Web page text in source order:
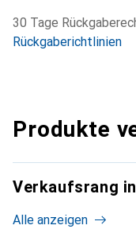
30 Tage
Rückgaberichtlinien
Produkte
Verkaufsrang
Alle anzeigen